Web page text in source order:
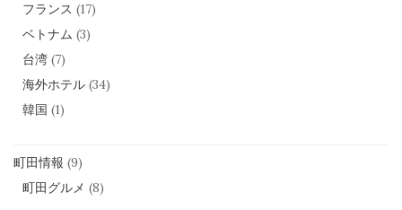
フランス (17)
ベトナム (3)
台湾 (7)
海外ホテル (34)
韓国 (1)
町田情報 (9)
町田グルメ (8)